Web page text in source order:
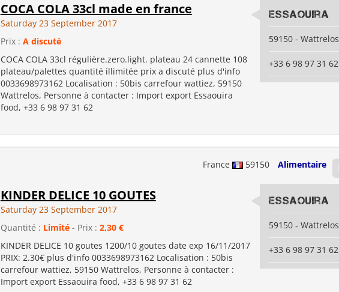
COCA COLA 33cl made en france
Saturday 23 September 2017
Prix : A discuté
COCA COLA 33cl régulière.zero.light. plateau 24 cannette 108
plateau/palettes quantité illimitée prix a discuté plus d'info
0033698973162 Localisation : 50bis carrefour wattiez, 59150
Wattrelos, Personne à contacter : Import export Essaouira
food, +33 6 98 97 31 62
Essaouira
59150 - Wattrelos
+33 6 98 97 31 62
France 59150 Alimentaire
KINDER DELICE 10 GOUTES
Saturday 23 September 2017
Quantité : Limité - Prix : 2,30 €
KINDER DELICE 10 goutes 1200/10 goutes date exp 16/11/2017
PRIX: 2.30€ plus d'info 0033698973162 Localisation : 50bis
carrefour wattiez, 59150 Wattrelos, Personne à contacter :
Import export Essaouira food, +33 6 98 97 31 62
Essaouira
59150 - Wattrelos
+33 6 98 97 31 62